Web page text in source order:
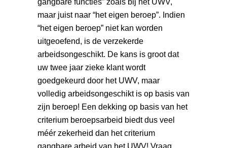
gangbare functies” zoals bij het UWV,
maar juist naar “het eigen beroep”. Indien
“het eigen beroep” niet kan worden
uitgeoefend, is de verzekerde
arbeidsongeschikt. De kans is groot dat
uw twee jaar zieke klant wordt
goedgekeurd door het UWV, maar
volledig arbeidsongeschikt is op basis van
zijn beroep! Een dekking op basis van het
criterium beroepsarbeid biedt dus veel
méér zekerheid dan het criterium
gangbare arbeid van het UWV! Vraag